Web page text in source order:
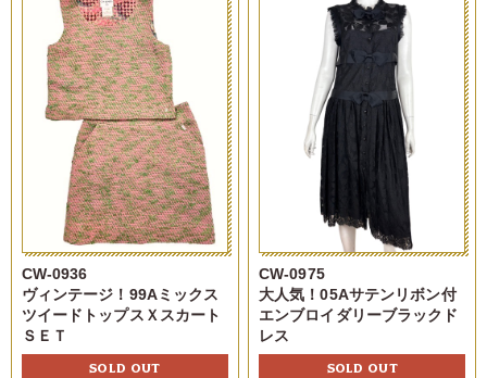
CW-0936
ヴィンテージ！99Aミックス
ツイードトップスＸスカート
ＳＥＴ
SOLD OUT
CW-0975
大人気！05Aサテンリボン付
エンブロイダリーブラックド
レス
SOLD OUT